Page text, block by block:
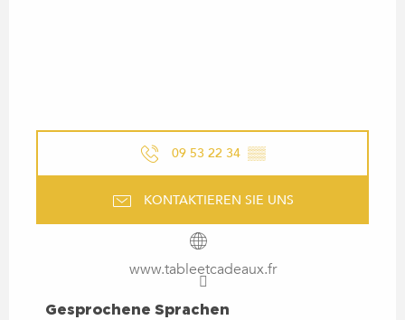
09 53 22 34 ▒▒
KONTAKTIEREN SIE UNS
www.tableetcadeaux.fr
GESPROCHENE SPRACHEN
Gesprochene Sprachen